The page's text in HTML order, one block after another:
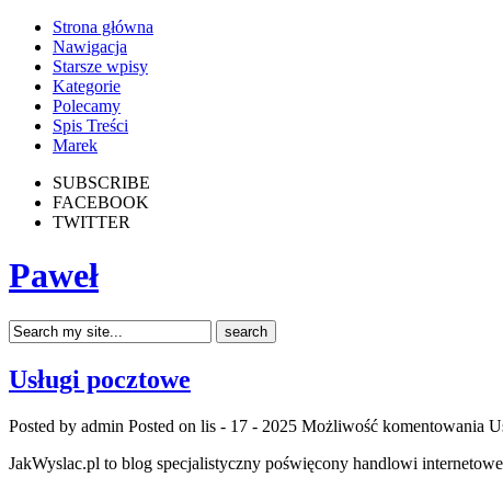
Strona główna
Nawigacja
Starsze wpisy
Kategorie
Polecamy
Spis Treści
Marek
SUBSCRIBE
FACEBOOK
TWITTER
Paweł
Usługi pocztowe
Posted by admin Posted on lis - 17 - 2025 Możliwość komentowania
JakWyslac.pl to blog specjalistyczny poświęcony handlowi